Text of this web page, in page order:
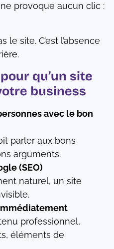
provoque aucun clic :
le site. C’est l’absence
qu’un site
business
avec le bon
parler aux bons
arguments.
(SEO)
naturel, un site
professionnel,
éléments de